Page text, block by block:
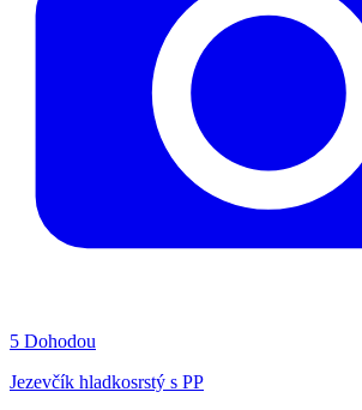
5 Dohodou
Jezevčík hladkosrstý s PP